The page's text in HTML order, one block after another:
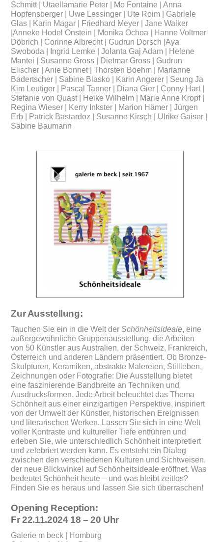
Schmitt | Utaellamarie Peter | Mo Fontaine | Anna
Hopfensberger | Uwe Lessinger | Ute Roim | Gabriele
Glas | Karin Magar | Friedhard Meyer | Jane Walker
|Anneke Hodel Onstein | Monika Ochoa | Hanne Voltmer
Döbrich | Corinne Albrecht | Gudrun Dorsch |Aya
Swoboda | Ingrid Lemke | Jolanta Gaj Adam | Helene
Mantei | Susanne Gross | Dietmar Gross | Gudrun
Elischer | Anie Bonnet | Thorsten Boehm | Marianne
Badertscher | Sabine Blasko | Karin Angerer | Seung Ja
Kim Leutiger | Pascal Tanner | Diana Gier | Conny Hart |
Stefanie von Quast | Heike Wilhelm | Marie Anne Kropf |
Regina Wieser | Kerry Inkster | Marion Hämer | Jürgen
Erb | Patrick Bastardoz | Susanne Kirsch | Ulrike Gaiser |
Sabine Baumann
Zur Ausstellung:
Tauchen Sie ein in die Welt derSchönheitsideale, eine
außergewöhnliche Gruppenausstellung, die Arbeiten
von 50 Künstler aus Australien, der Schweiz, Frankreich,
Österreich und anderen Ländern präsentiert. Ob Bronze-
Skulpturen, Keramiken, abstrakte Malereien, Stillleben,
Zeichnungen oder Fotografie: Die Ausstellung bietet
eine faszinierende Bandbreite an Techniken und
Ausdrucksformen. Jede Arbeit beleuchtet das Thema
Schönheit aus einer einzigartigen Perspektive, inspiriert
von der Umwelt der Künstler, historischen Ereignissen
und literarischen Werken. Lassen Sie sich in eine Welt
voller Kontraste und kultureller Tiefe entführen und
erleben Sie, wie unterschiedlich Schönheit interpretiert
und zelebriert werden kann. Es entsteht ein Dialog
zwischen den verschiedenen Kulturen und Sichtweisen,
der neue Blickwinkel auf Schönheitsideale eröffnet. Was
bedeutet Schönheit heute – und was bleibt zeitlos?
Finden Sie es heraus und lassen Sie sich überraschen!
Opening Reception:
Fr 22.11.2024 18 – 20 Uhr
Galerie m beck | Homburg